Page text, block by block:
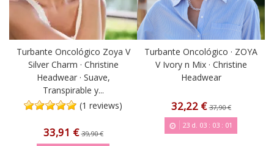
Turbante Oncológico Zoya V
Silver Charm · Christine
Headwear · Suave,
Transpirable y...
(1 reviews)
33,91 €39,90 €
Turbante Oncológico · ZOYA
V Ivory n Mix · Christine
Headwear
32,22 €37,90 €
23d. 03: 03: 00